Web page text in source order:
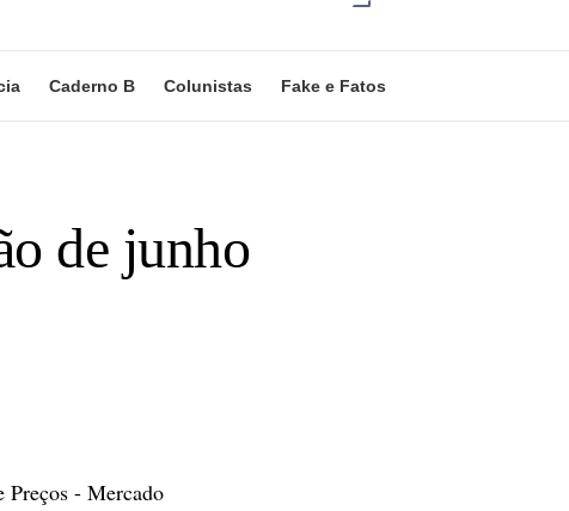
Caderno B Colunistas Fake e Fatos
de junho
- Mercado